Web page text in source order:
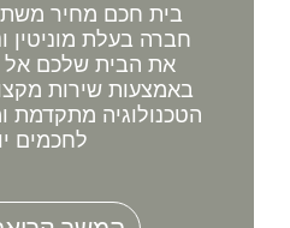
בית חכם מחיר
חברה בעלת מוניטין
את הבית שלכם אל
באמצעות שירות
הטכנולוגיה מתקדמת
לחכמים